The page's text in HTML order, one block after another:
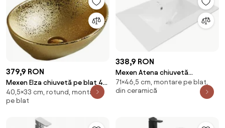
379,9 RON
Mexen Elza chiuvetă pe blat 40
x 33 cm, aurie - 21014050
40,5×33 cm, rotund, montare
pe blat
338,9 RON
Mexen Atena chiuvetă
încorporată în blat 71 x 46 cm,
albă - 25017000
71×46,5 cm, montare pe blat,
din ceramică